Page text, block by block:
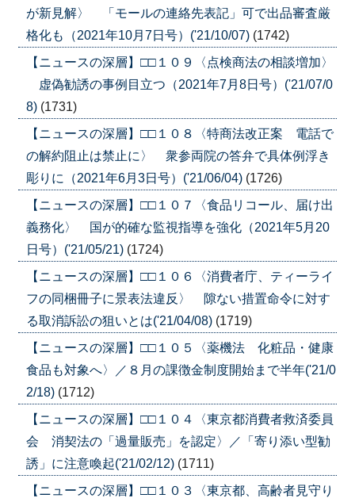
が新見解〉 「モールの連絡先表記」可で出品審査厳
格化も（2021年10月7日号）('21/10/07) (1742)
【ニュースの深層】□□１０９〈点検商法の相談増加〉
虚偽勧誘の事例目立つ（2021年7月8日号）('21/07/0
8) (1731)
【ニュースの深層】□□１０８〈特商法改正案 電話で
の解約阻止は禁止に〉 衆参両院の答弁で具体例浮き
彫りに（2021年6月3日号）('21/06/04) (1726)
【ニュースの深層】□□１０７〈食品リコール、届け出
義務化〉 国が的確な監視指導を強化（2021年5月20
日号）('21/05/21) (1724)
【ニュースの深層】□□１０６〈消費者庁、ティーライ
フの同梱冊子に景表法違反〉 隙ない措置命令に対す
る取消訴訟の狙いとは('21/04/08) (1719)
【ニュースの深層】□□１０５〈薬機法 化粧品・健康
食品も対象へ〉／８月の課徴金制度開始まで半年('21/0
2/18) (1712)
【ニュースの深層】□□１０４〈東京都消費者救済委員
会 消契法の「過量販売」を認定〉／「寄り添い型勧
誘」に注意喚起('21/02/12) (1711)
【ニュースの深層】□□１０３〈東京都、高齢者見守り